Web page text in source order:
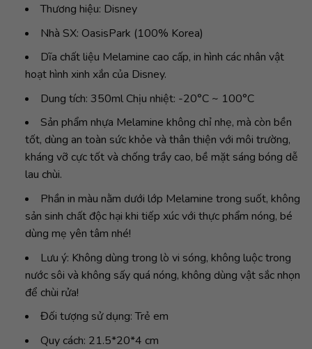
Thương hiệu: Disney
Nhà SX: OasisPark (100% Korea)
Dĩa chất liệu Melamine cao cấp, in hình các nhân vật
hoạt hình xinh xắn của Disney.
Dung tích: 350ml Chịu nhiệt: -20°C ~ 100°C
Sản phẩm nhựa Melamine không chỉ nhẹ, mà còn bền
tốt, dùng an toàn sức khỏe và thân thiện với môi trường,
kháng vỡ cực tốt và chống trầy cao, bề mặt sáng bóng dễ
lau chùi.
Phần in màu nằm dưới lớp Melamine trong suốt, không
sản sinh chất độc hại khi tiếp xúc với thực phẩm nóng, bé
dùng mẹ yên tâm nhé!
Lưu ý: Không dùng trong lò vi sóng, không luộc trong
nước sôi và không sấy quá nóng, không dùng vật sắc nhọn
để chùi rửa!
Đối tượng sử dụng: Trẻ em
Quy cách: 21.5*20*4 cm